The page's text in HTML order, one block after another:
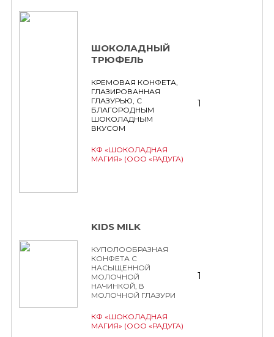
ШОКОЛАДНЫЙ
ТРЮФЕЛЬ
КРЕМОВАЯ КОНФЕТА,
ГЛАЗИРОВАННАЯ
ГЛАЗУРЬЮ, С
БЛАГОРОДНЫМ
ШОКОЛАДНЫМ
ВКУСОМ
КФ «ШОКОЛАДНАЯ
МАГИЯ» (ООО «РАДУГА)
1
KIDS MILK
КУПОЛООБРАЗНАЯ
КОНФЕТА С
НАСЫЩЕННОЙ
МОЛОЧНОЙ
НАЧИНКОЙ, В
МОЛОЧНОЙ ГЛАЗУРИ
КФ «ШОКОЛАДНАЯ
МАГИЯ» (ООО «РАДУГА)
1